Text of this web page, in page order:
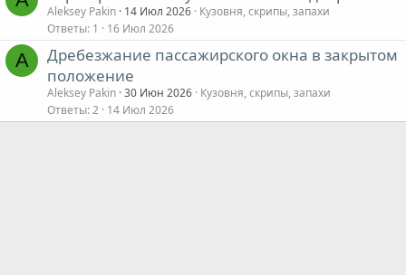
Aleksey Pakin 14 Июл 2026 Кузовня, скрипы, запахи
Ответы 1 16 Июл 2026
A
Дребезжание пассажирского окна в закрытом
положение
Aleksey Pakin 30 Июн 2026 Кузовня, скрипы, запахи
Ответы 2 14 Июл 2026